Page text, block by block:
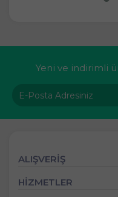
Yeni ve indirimli
ALIŞVERİŞ
HİZMETLER